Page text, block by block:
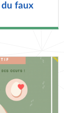
du faux